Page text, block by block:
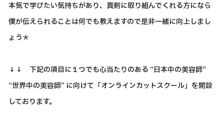
本気で学びたい気持ちがあり、真剣に取り組んでくれる方になら
僕が伝えられることは何でも教えますので是非一緒に向上しまし
ょう＊
↓↓ 下記の項目に１つでも心当たりのある “日本中の美容師”
“世界中の美容師” に向けて「オンラインカットスクール」を開設
しております。